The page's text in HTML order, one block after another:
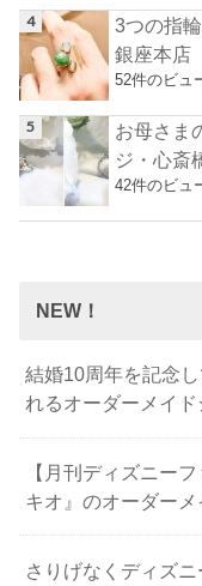
3つの指
銀座本店
52件のビュ
お母さま
ジ・心斎
42件のビュ
NEW！
結婚10周年を記念
れるオーダーメイ
【月刊ディズニー
キオ』のオーダー
さりげなくディズ